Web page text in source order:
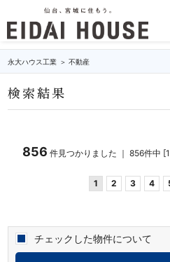
永大ハウス工業 不動産
検索結果
856 件見つかりました ｜ 856件中
1 2 3 4
チェックした物件について